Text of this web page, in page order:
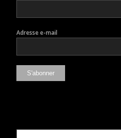
Adresse e-mail